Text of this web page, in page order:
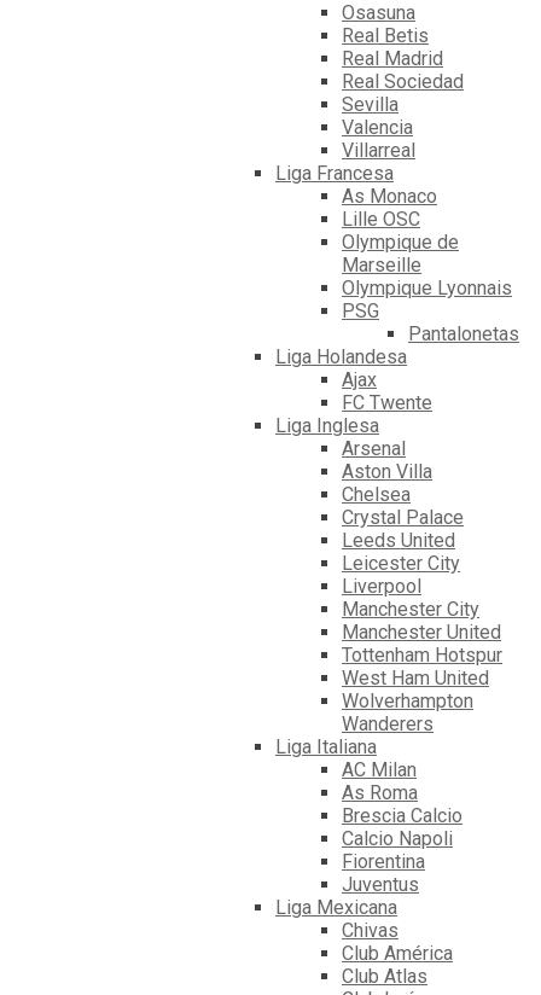
Osasuna
Real Betis
Real Madrid
Real Sociedad
Sevilla
Valencia
Villarreal
Liga Francesa
As Monaco
Lille OSC
Olympique de
Marseille
Olympique Lyonnais
PSG
Pantalonetas
Liga Holandesa
Ajax
FC Twente
Liga Inglesa
Arsenal
Aston Villa
Chelsea
Crystal Palace
Leeds United
Leicester City
Liverpool
Manchester City
Manchester United
Tottenham Hotspur
West Ham United
Wolverhampton
Wanderers
Liga Italiana
AC Milan
As Roma
Brescia Calcio
Calcio Napoli
Fiorentina
Juventus
Liga Mexicana
Chivas
Club América
Club Atlas